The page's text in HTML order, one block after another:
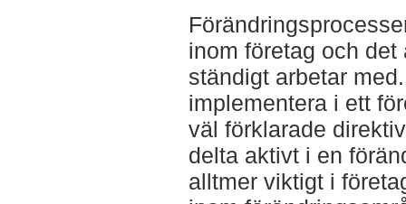
inom företag och
ständigt arbetar
implementera i ett
väl förklarade
delta aktivt i en
alltmer viktigt i